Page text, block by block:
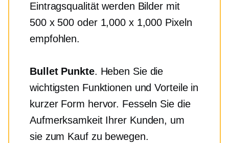
Eintragsqualität werden Bilder mit
500 x 500 oder 1,000 x 1,000 Pixeln
empfohlen.
Bullet Punkte. Heben Sie die
wichtigsten Funktionen und Vorteile in
kurzer Form hervor. Fesseln Sie die
Aufmerksamkeit Ihrer Kunden, um
sie zum Kauf zu bewegen.